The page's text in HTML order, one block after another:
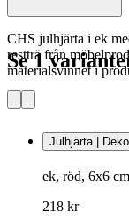
CHS julhjärta i ek
restträ från
materialsvinnet i
Se 1
Julhjärta |
ek, röd, 6x6 cm
218 kr